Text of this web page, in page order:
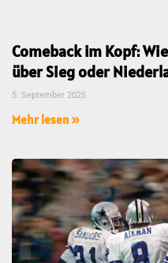
Comeback im Kopf:
über Sieg oder
5. September 2025
Mehr lesen »